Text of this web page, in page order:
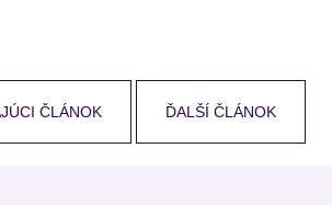
ČLÁNOK ĎALŠÍ ČLÁNOK